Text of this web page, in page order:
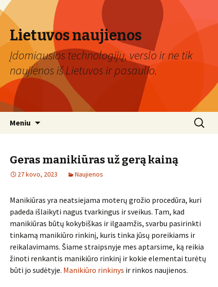
Lietuvos naujienos
Įdomiausios technologijų, verslo ir ne tik
naujienos iš Lietuvos ir pasaulio.
Meniu Ieškoti:
Geras manikiūras už gerą kainą
27 kovo, 2023 Naujienos
Manikiūras yra neatsiejama moterų grožio procedūra, kuri
padeda išlaikyti nagus tvarkingus ir sveikus. Tam, kad
manikiūras būtų kokybiškas ir ilgaamžis, svarbu pasirinkti
tinkamą manikiūro rinkinį, kuris tinka jūsų poreikiams ir
reikalavimams. Šiame straipsnyje mes aptarsime, ką reikia
žinoti renkantis manikiūro rinkinį ir kokie elementai turėtų
būti jo sudėtyje. Manikiūro rinkinys ir rinkos naujienos.